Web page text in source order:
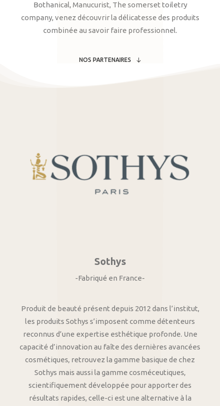
Bothanical, Manucurist, The somerset toiletry
company, venez découvrir la délicatesse des produits
combinée au savoir faire professionnel.
NOS PARTENAIRES
Sothys
-Fabriqué en France-
Produit de beauté présent depuis 2012 dans l’institut,
les produits Sothys s’imposent comme détenteurs
reconnus d’une expertise esthétique profonde. Une
capacité d’innovation au faîte des dernières avancées
cosmétiques, retrouvez la gamme basique de chez
Sothys mais aussi la gamme cosméceutiques,
scientifiquement développée pour apporter des
résultats rapides, celle-ci est une alternative à la